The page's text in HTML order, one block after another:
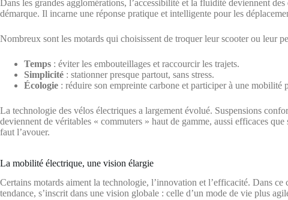
Dans les grandes agglomérations, l’accessibilité et la fluidité deviennent
démarque. Il incarne une réponse pratique et intelligente pour les
Nombreux sont les motards qui choisissent de troquer leur scooter ou leur
Temps : éviter les embouteillages et raccourcir les trajets.
Simplicité : stationner presque partout, sans stress.
Écologie : réduire son empreinte carbone et participer à une mobilité
La technologie des vélos électriques a largement évolué. Suspensions
deviennent de véritables « commuters » haut de gamme, aussi efficaces
faut l’avouer.
La mobilité électrique, une vision élargie
Certains motards aiment la technologie, l’innovation et l’efficacité. Dans ce
tendance, s’inscrit dans une vision globale : celle d’un mode de vie plus